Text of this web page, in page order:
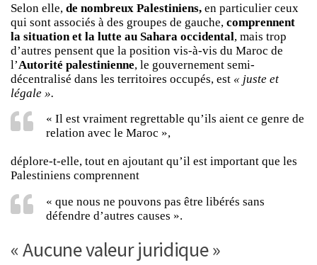
Selon elle, de nombreux Palestiniens, en particulier ceux
qui sont associés à des groupes de gauche, comprennent
la situation et la lutte au Sahara occidental, mais trop
d’autres pensent que la position vis-à-vis du Maroc de
l’Autorité palestinienne, le gouvernement semi-
décentralisé dans les territoires occupés, est « juste et
légale ».
« Il est vraiment regrettable qu’ils aient ce genre de
relation avec le Maroc »,
déplore-t-elle, tout en ajoutant qu’il est important que les
Palestiniens comprennent
« que nous ne pouvons pas être libérés sans
défendre d’autres causes ».
« Aucune valeur juridique »